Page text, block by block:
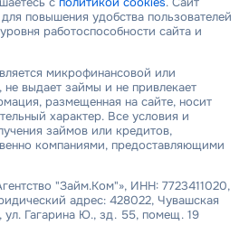
повышения удобства пользователей
работоспособности сайта и
микрофинансовой или
выдает займы и не привлекает
размещенная на сайте, носит
характер. Все условия и
займов или кредитов,
компаниями, предоставляющими
"Займ.Ком"», ИНН: 7723411020,
адрес: 428022, Чувашская
ул. Гагарина Ю., зд. 55, помещ. 19